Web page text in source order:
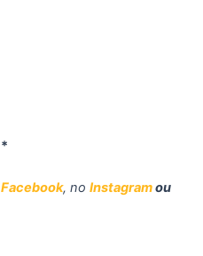
*
Facebook, no Instagramou